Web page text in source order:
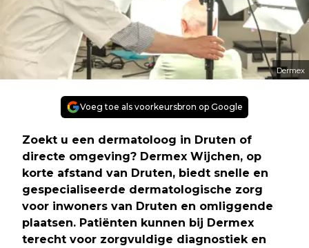
Dermex
Voeg toe als voorkeursbron op Google
Zoekt u een dermatoloog in Druten of
directe omgeving? Dermex Wijchen, op
korte afstand van Druten, biedt snelle en
gespecialiseerde dermatologische zorg
voor inwoners van Druten en omliggende
plaatsen. Patiënten kunnen bij Dermex
terecht voor zorgvuldige diagnostiek en